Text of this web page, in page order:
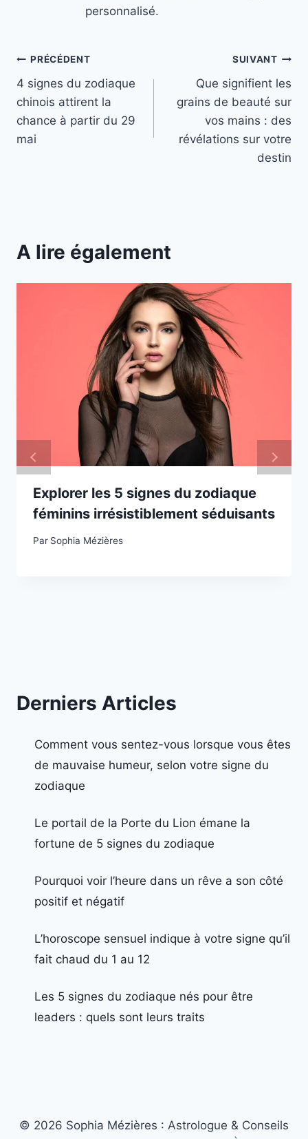
personnalisé.
Navigation
de
l’article
PRÉCÉDENT
4 signes du zodiaque
chinois attirent la
chance à partir du 29
mai
SUIVANT
Que signifient les
grains de beauté sur
vos mains : des
révélations sur votre
destin
A lire également
Explorer les 5 signes du zodiaque
féminins irrésistiblement séduisants
Par Sophia Mézières
Derniers Articles
Comment vous sentez-vous lorsque vous êtes
de mauvaise humeur, selon votre signe du
zodiaque
Le portail de la Porte du Lion émane la
fortune de 5 signes du zodiaque
Pourquoi voir l’heure dans un rêve a son côté
positif et négatif
L’horoscope sensuel indique à votre signe qu’il
fait chaud du 1 au 12
Les 5 signes du zodiaque nés pour être
leaders : quels sont leurs traits
© 2026 Sophia Mézières : Astrologue & Conseils